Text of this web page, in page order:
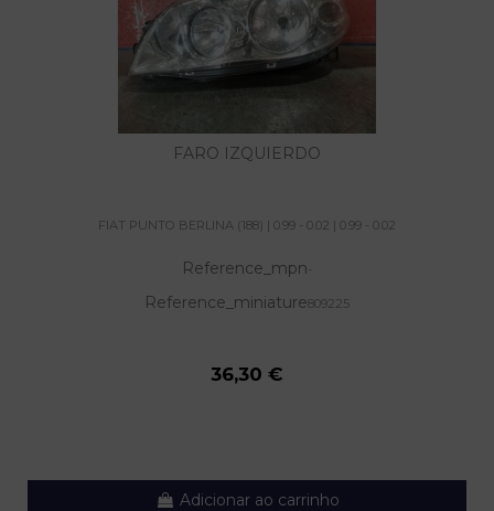
FARO IZQUIERDO
FIAT PUNTO BERLINA (188) | 0.99 - 0.02 | 0.99 - 0.02
Reference_mpn-
Reference_miniature809225
36,30 €
Adicionar ao carrinho